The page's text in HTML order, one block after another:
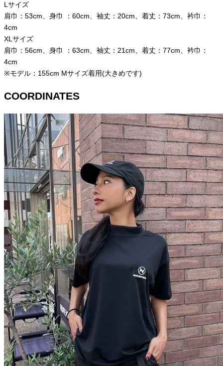
Lサイズ
肩巾：53cm、身巾 ：60cm、袖丈：20cm、着丈：73cm、衿巾：
4cm
XLサイズ
肩巾：56cm、身巾 ：63cm、袖丈：21cm、着丈：77cm、衿巾：
4cm
※モデル：155cm Mサイズ着用(大きめです)
COORDINATES